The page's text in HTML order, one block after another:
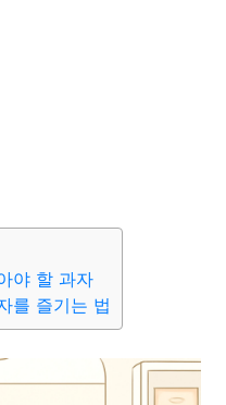
야 할 과자
를 즐기는 법